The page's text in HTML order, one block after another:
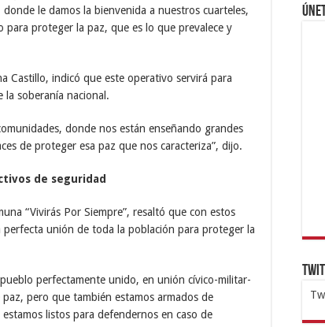
le damos la bienvenida a nuestros cuarteles,
proteger la paz, que es lo que prevalece y
Castillo, indicó que este operativo servirá para
la soberanía nacional.
donde nos están enseñando grandes
de proteger esa paz que nos caracteriza”, dijo.
de seguridad
“Vivirás Por Siempre”, resaltó que con estos
perfecta unión de toda la población para proteger la
perfectamente unido, en unión cívico-militar-
pero que también estamos armados de
listos para defendernos en caso de